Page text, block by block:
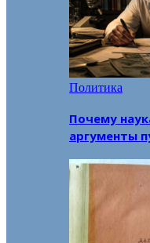
Политика
Почему
аргументы